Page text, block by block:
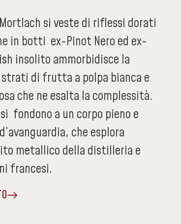
si veste di riflessi dorati
in botti ex-Pinot Nero ed ex-
insolito ammorbidisce la
di frutta a polpa bianca e
che ne esalta la complessità.
fondono a un corpo pieno e
che esplora
metallico della distilleria e
francesi.